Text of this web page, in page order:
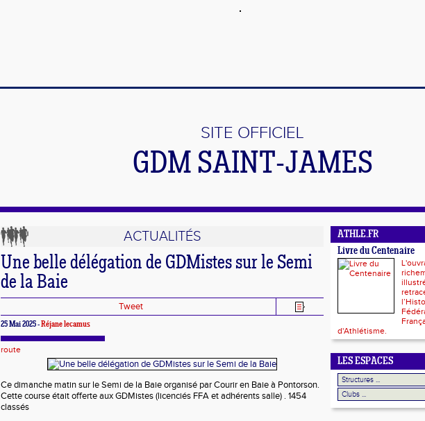
SITE OFFICIEL
GDM SAINT-JAMES
ACTUALITÉS
Une belle délégation de GDMistes sur le Semi
de la Baie
Tweet
25 Mai 2025 -Réjane lecamus
route
Ce dimanche matin sur le Semi de la Baie organisé par Courir en Baie à Pontorson.
Cette course était offerte aux GDMistes (licenciés FFA et adhérents salle) . 1454
classés
ATHLE.FR
Livre du Centenaire
d'Athlétisme.
LES ESPACES